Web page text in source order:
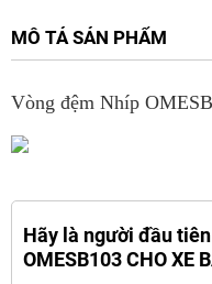
MÔ TẢ SẢN PHẨM
Vòng đệm Nhíp
Hãy là người đầu
OMESB103 CHO XE